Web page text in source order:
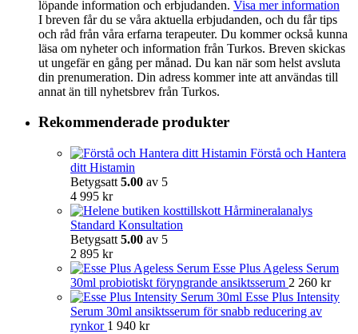
löpande information och erbjudanden. Visa mer information
I breven får du se våra aktuella erbjudanden, och du får tips
och råd från våra erfarna terapeuter. Du kommer också kunna
läsa om nyheter och information från Turkos. Breven skickas
ut ungefär en gång per månad. Du kan när som helst avsluta
din prenumeration. Din adress kommer inte att användas till
annat än till nyhetsbrev från Turkos.
Rekommenderade produkter
Förstå och Hantera
ditt Histamin
Betygsatt 5.00 av 5
4 995 kr
Hårmineralanalys
Standard Konsultation
Betygsatt 5.00 av 5
2 895 kr
Esse Plus Ageless Serum
30ml probiotiskt föryngrande ansiktsserum 2 260 kr
Esse Plus Intensity
Serum 30ml ansiktsserum för snabb reducering av
rynkor 1 940 kr